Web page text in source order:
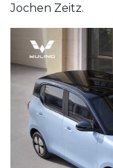
Jochen Zeitz.